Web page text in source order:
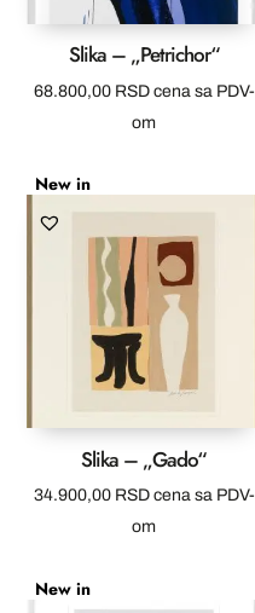
Slika – „Petrichor“
68.800,00 RSD cena sa PDV-
om
New in
Slika – „Gado“
34.900,00 RSD cena sa PDV-
om
New in